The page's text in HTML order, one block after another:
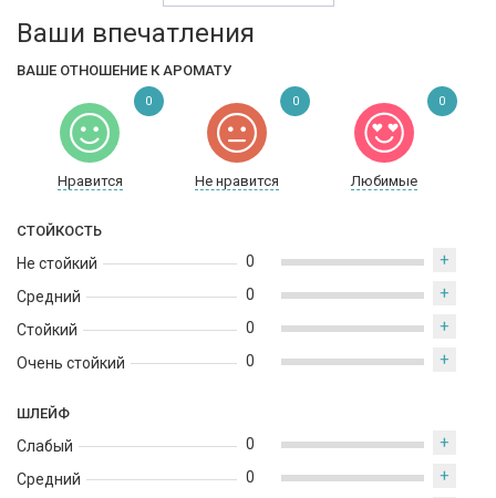
придают аромату теплую и притягательную древесную ноту.
Этот аромат подходит для использования в холодное время
Ваши впечатления
ВАШЕ ОТНОШЕНИЕ К АРОМАТУ
Нравится Не нравится Любимые
0 0 0
СТОЙКОСТЬ
Не стойкий
Средний
Стойкий
Очень стойкий
0 +
0 +
0 +
0 +
ШЛЕЙФ
Слабый
Средний
0 +
0 +